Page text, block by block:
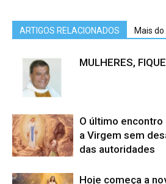
ARTIGOS RELACIONADOS Mais
MULHERES,
O último
a Virgem sem
das autoridades
Hoje começa a